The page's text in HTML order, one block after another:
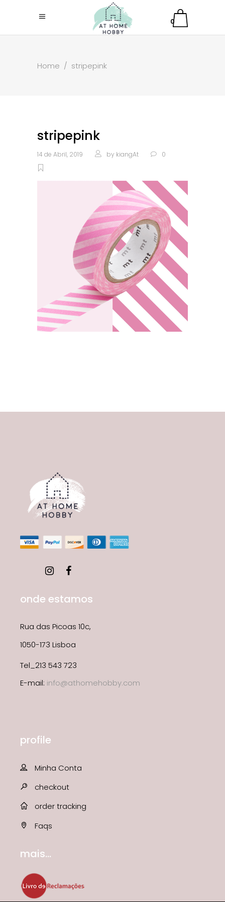
0
Home / stripepink
stripepink
14 de Abril, 2019 by kiangAt 0
onde estamos
Rua das Picoas 10c,
1050-173 Lisboa
Tel_213 543 723
E-mail: info@athomehobby.com
profile
Minha Conta
checkout
order tracking
Faqs
mais...